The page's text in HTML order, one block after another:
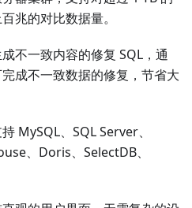
兆的对比数据量。
成不一致内容的修复 SQL，通
成不一致数据的修复，节省大
MySQL、SQL Server、
、Doris、SelectDB、